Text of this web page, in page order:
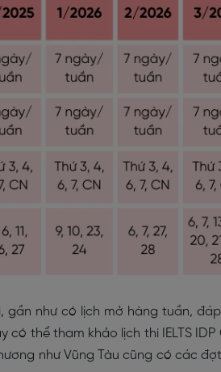
gần như có lịch mở hàng tuần,
có thể tham khảo lịch thi IELTS IDP
như Vũng Tàu cũng có các đợt